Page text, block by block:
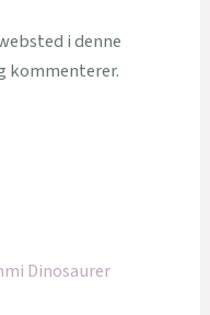
i denne
kommenterer.